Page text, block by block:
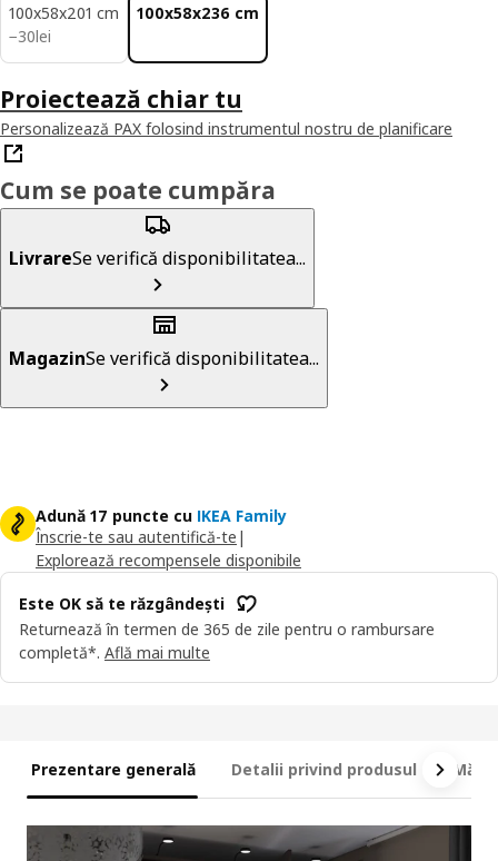
100x58x201 cm
−30lei
30lei
100x58x236 cm
Proiectează chiar tu
Personalizează PAX folosind instrumentul nostru de planificare
Cum se poate cumpăra
LivrareSe verifică disponibilitatea...
MagazinSe verifică disponibilitatea...
Adună 17 puncte cu IKEA Family
Înscrie-te sau autentifică-te |
Explorează recompensele disponibile
Este OK să te răzgândești
Returnează în termen de 365 de zile pentru o rambursare
completă*. Află mai multe
Prezentare generală Detalii privind produsul